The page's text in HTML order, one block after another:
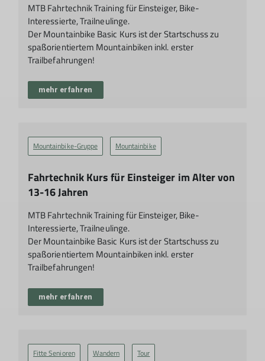
MTB Fahrtechnik Training für Einsteiger, Bike-
Interessierte, Trailneulinge.
Der Mountainbike Basic Kurs ist der Startschuss zu
spaßorientiertem Mountainbiken inkl. erster
Trailbefahrungen!
mehr erfahren
Mountainbike-Gruppe Mountainbike
Fahrtechnik Kurs für Einsteiger im Alter von
13-16 Jahren
MTB Fahrtechnik Training für Einsteiger, Bike-
Interessierte, Trailneulinge.
Der Mountainbike Basic Kurs ist der Startschuss zu
spaßorientiertem Mountainbiken inkl. erster
Trailbefahrungen!
mehr erfahren
Fitte Senioren Wandern Tour